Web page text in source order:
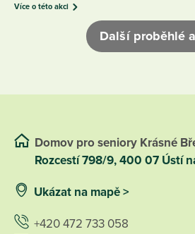
Více o této akci
Další proběhlé
Domov pro seniory Krásné
Rozcestí 798/9, 400 07 Ústí
Ukázat na mapě >
+420 472 733 058